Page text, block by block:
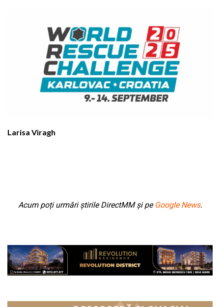
Larisa Viragh
Acum poți urmări știrile DirectMM și pe Google News.